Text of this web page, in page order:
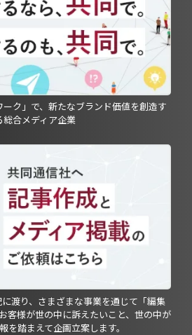
ーク」で、新たなブランド価値を創造す
総合メディア企業
渡り、さまざまな事業を通じて「編集
客様が世の中に訴えたいこと、世の中が
を踏まえて企画立案します。